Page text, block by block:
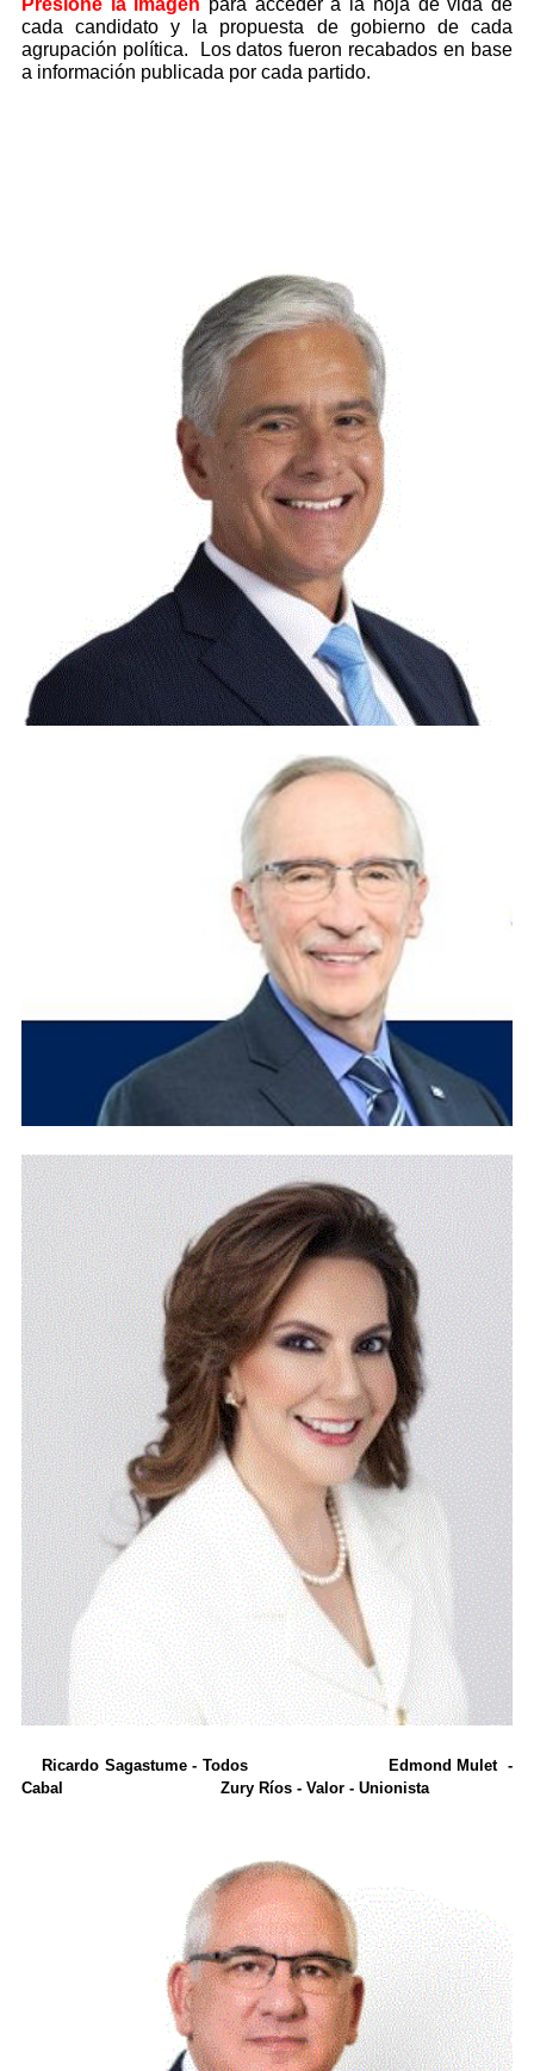
Presione la imagen para acceder a la hoja de vida de
cada candidato y la propuesta de gobierno de cada
agrupación política. Los datos fueron recabados en base
a información publicada por cada partido.
Ricardo Sagastume - Todos
Edmond Mulet -
Cabal
Zury Ríos - Valor - Unionista